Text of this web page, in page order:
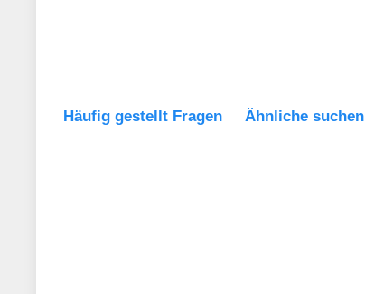
Häufig gestellt Fragen Ähnliche suchen